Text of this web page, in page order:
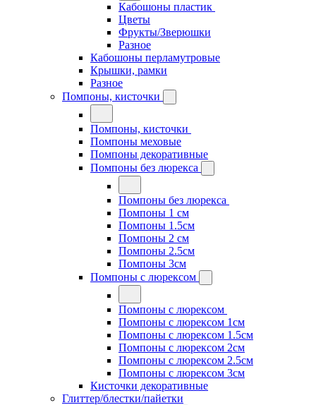
Кабошоны пластик
Цветы
Фрукты/Зверюшки
Разное
Кабошоны перламутровые
Крышки, рамки
Разное
Помпоны, кисточки
Помпоны, кисточки
Помпоны меховые
Помпоны декоративные
Помпоны без люрекса
Помпоны без люрекса
Помпоны 1 см
Помпоны 1.5см
Помпоны 2 см
Помпоны 2.5см
Помпоны 3см
Помпоны с люрексом
Помпоны с люрексом
Помпоны с люрексом 1см
Помпоны с люрексом 1.5см
Помпоны с люрексом 2см
Помпоны с люрексом 2.5см
Помпоны с люрексом 3см
Кисточки декоративные
Глиттер/блестки/пайетки